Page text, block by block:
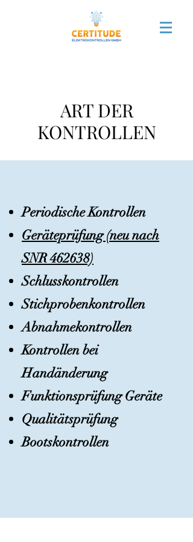
ART DER
KONTROLLEN
Periodische Kontrollen
Geräteprüfung (neu nach
SNR 462638)
Schlusskontrollen
Stichprobenkontrollen
Abnahmekontrollen
Kontrollen bei
Handänderung
Funktionsprüfung Geräte
​​Qualitätsprüfung
​​Bootskontrollen